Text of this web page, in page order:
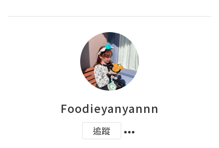
Foodieyanyannn
追蹤